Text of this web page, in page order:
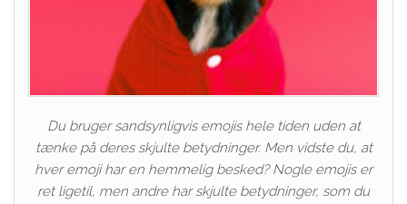
Du bruger sandsynligvis emojis hele tiden uden at
tænke på deres skjulte betydninger. Men vidste du, at
hver emoji har en hemmelig besked? Nogle emojis er
ret ligetil, men andre har skjulte betydninger, som du